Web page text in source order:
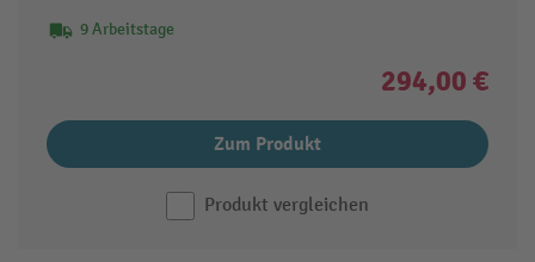
9 Arbeitstage
294,00 €
Zum Produkt
Produkt vergleichen